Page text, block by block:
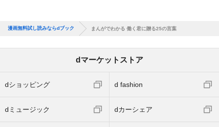
漫画無料試し読みならdブック まんがでわかる 働く君に贈る25の言葉
dマーケットストア
dショッピング d fashion
dミュージック dカーシェア